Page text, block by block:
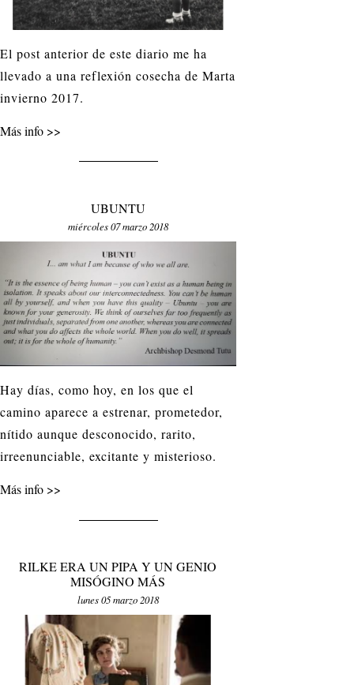
El post anterior de este diario me ha
llevado a una reflexión cosecha de Marta
invierno 2017.
Más info
UBUNTU
miércoles 07 marzo 2018
Hay días, como hoy, en los que el
camino aparece a estrenar, prometedor,
nítido aunque desconocido, rarito,
irreenunciable, excitante y misterioso.
Más info
RILKE ERA UN PIPA Y UN GENIO
MISÓGINO MÁS
lunes 05 marzo 2018